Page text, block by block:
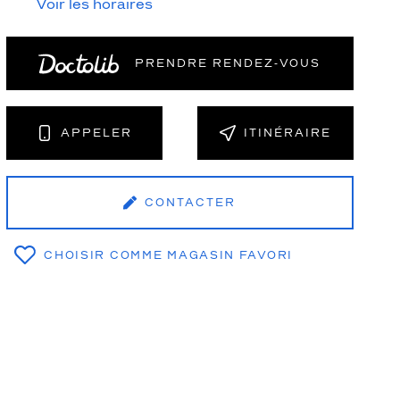
Voir les horaires
PRENDRE RENDEZ‑VOUS
APPELER ITINÉRAIRE
CONTACTER
CHOISIR COMME MAGASIN FAVORI